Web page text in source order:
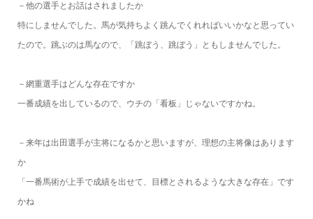
－他の選手とお話はされましたか
特にしませんでした。馬が気持ちよく跳んでくれればいいかなと思ってい
たので。跳ぶのは馬なので、「跳ぼう、跳ぼう」ともしませんでした。
－網重選手はどんな存在ですか
一番成績を出しているので、ウチの「看板」じゃないですかね。
－来年は出田選手が主将になるかと思いますが、理想の主将像はあります
か
「一番馬術が上手で成績を出せて、目標とされるような大きな存在」です
かね